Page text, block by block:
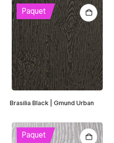
Paquet
Brasilia Black | Gmund Urban
Paquet